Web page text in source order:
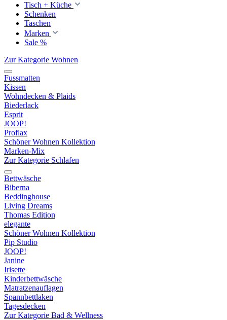
Tisch + Küche
Schenken
Taschen
Marken
Sale %
Zur Kategorie Wohnen
Fussmatten
Kissen
Wohndecken & Plaids
Biederlack
Esprit
JOOP!
Proflax
Schöner Wohnen Kollektion
Marken-Mix
Zur Kategorie Schlafen
Bettwäsche
Biberna
Beddinghouse
Living Dreams
Thomas Edition
elegante
Schöner Wohnen Kollektion
Pip Studio
JOOP!
Janine
Irisette
Kinderbettwäsche
Matratzenauflagen
Spannbettlaken
Tagesdecken
Zur Kategorie Bad & Wellness